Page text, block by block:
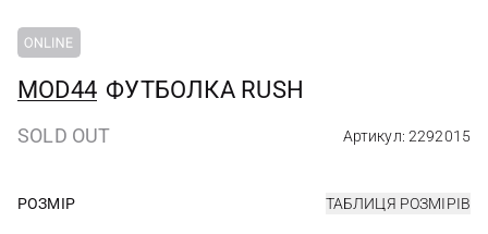
MOD44 ФУТБОЛКА RUSH
SOLD OUT Артикул: 2292015
РОЗМІР ТАБЛИЦЯ РОЗМІРІВ